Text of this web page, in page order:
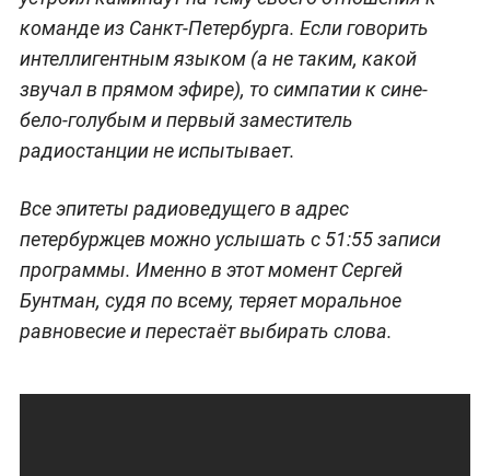
команде из Санкт-Петербурга. Если говорить
интеллигентным языком (а не таким, какой
звучал в прямом эфире), то симпатии к сине-
бело-голубым и первый заместитель
радиостанции не испытывает.
Все эпитеты радиоведущего в адрес
петербуржцев можно услышать с 51:55 записи
программы. Именно в этот момент Сергей
Бунтман, судя по всему, теряет моральное
равновесие и перестаёт выбирать слова.